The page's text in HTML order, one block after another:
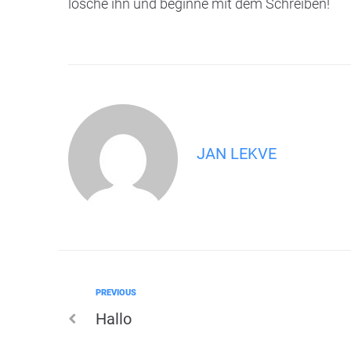
lösche ihn und beginne mit dem Schreiben!
JAN LEKVE
Post
Previous
PREVIOUS
Hallo